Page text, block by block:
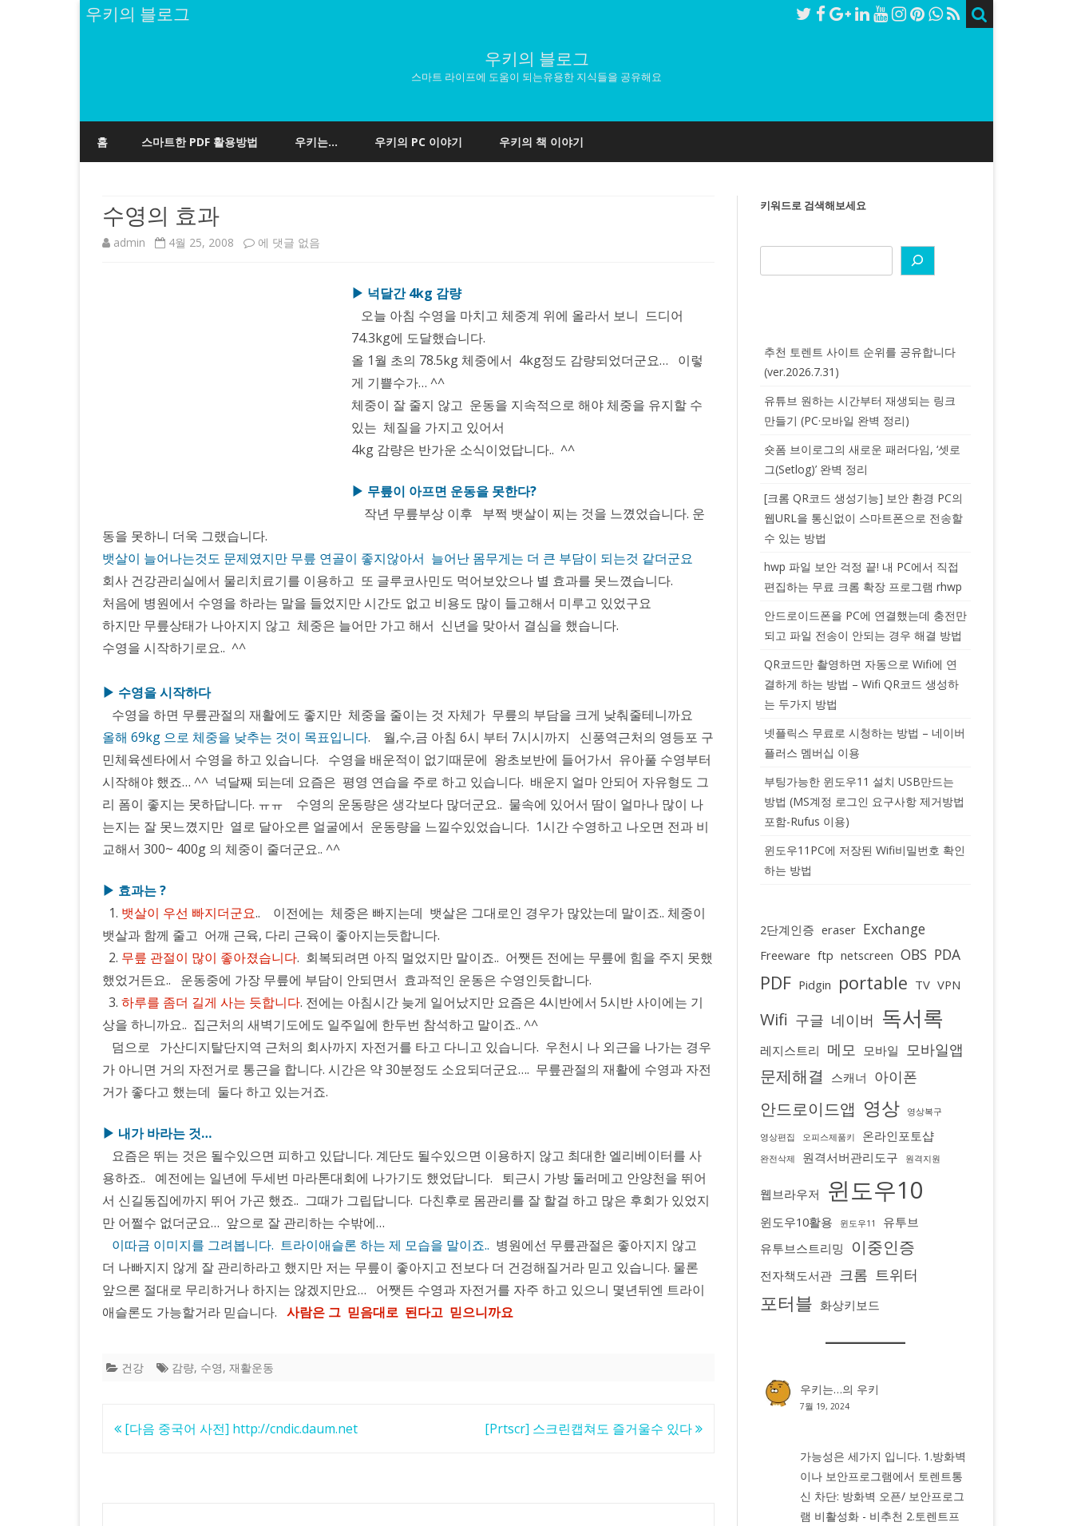
우키의 블로그
우키의 블로그
스마트 라이프에 도움이 되는유용한 지식들을 공유해요
to
content
홈 스마트한 PDF 활용방법 우키는… 우키의 PC 이야기 우키의 책 이야기
수영의 효과
admin 4월 25, 2008
수
에 댓글 없음
▶ 넉달간 4kg 감량
오늘 아침 수영을 마치고 체중계 위에 올라서 보니 드디어
74.3kg에 도달했습니다.
올 1월 초의 78.5kg 체중에서 4kg정도 감량되었더군요… 이렇
게 기쁠수가… ^^
체중이 잘 줄지 않고 운동을 지속적으로 해야 체중을 유지할 수
있는 체질을 가지고 있어서
4kg 감량은 반가운 소식이었답니다.. ^^
▶ 무릎이 아프면 운동을 못한다?
작년 무릎부상 이후 부쩍 뱃살이 찌는 것을 느꼈었습니다. 운
동을 못하니 더욱 그랬습니다.
뱃살이 늘어나는것도 문제였지만 무릎 연골이 좋지않아서 늘어난 몸무게는 더 큰 부담이 되는것 같더군요
회사 건강관리실에서 물리치료기를 이용하고 또 글루코사민도 먹어보았으나 별 효과를 못느꼈습니다.
처음에 병원에서 수영을 하라는 말을 들었지만 시간도 없고 비용도 많이 들고해서 미루고 있었구요
하지만 무릎상태가 나아지지 않고 체중은 늘어만 가고 해서 신년을 맞아서 결심을 했습니다.
수영을 시작하기로요.. ^^
▶ 수영을 시작하다
수영을 하면 무릎관절의 재활에도 좋지만 체중을 줄이는 것 자체가 무릎의 부담을 크게 낮춰줄테니까요
올해 69kg 으로 체중을 낮추는 것이 목표입니다. 월,수,금 아침 6시 부터 7시시까지 신풍역근처의 영등포 구
민체육센타에서 수영을 하고 있습니다. 수영을 배운적이 없기때문에 왕초보반에 들어가서 유아풀 수영부터
시작해야 했죠… ^^ 넉달째 되는데 요즘은 평영 연습을 주로 하고 있습니다. 배운지 얼마 안되어 자유형도 그
리 폼이 좋지는 못하답니다. ㅠㅠ 수영의 운동량은 생각보다 많더군요.. 물속에 있어서 땀이 얼마나 많이 나
는지는 잘 못느꼈지만 열로 달아오른 얼굴에서 운동량을 느낄수있었습니다. 1시간 수영하고 나오면 전과 비
교해서 300~ 400g 의 체중이 줄더군요.. ^^
▶ 효과는 ?
1. 뱃살이 우선 빠지더군요.. 이전에는 체중은 빠지는데 뱃살은 그대로인 경우가 많았는데 말이죠.. 체중이
뱃살과 함께 줄고 어깨 근육, 다리 근육이 좋아지는듯합니다.
2. 무릎 관절이 많이 좋아졌습니다. 회복되려면 아직 멀었지만 말이죠.. 어쨋든 전에는 무릎에 힘을 주지 못했
했었거든요.. 운동중에 가장 무릎에 부담이 안되면서 효과적인 운동은 수영인듯합니다.
3. 하루를 좀더 길게 사는 듯합니다. 전에는 아침시간 늦게 일어났지만 요즘은 4시반에서 5시반 사이에는 기
상을 하니까요.. 집근처의 새벽기도에도 일주일에 한두번 참석하고 말이죠.. ^^
덤으로 가산디지탈단지역 근처의 회사까지 자전거를 타고 다니고 있습니다. 우천시 나 외근을 나가는 경우
가 아니면 거의 자전거로 통근을 합니다. 시간은 약 30분정도 소요되더군요…. 무릎관절의 재활에 수영과 자전
거가 좋다고 했는데 둘다 하고 있는거죠.
▶ 내가 바라는 것…
요즘은 뛰는 것은 될수있으면 피하고 있답니다. 계단도 될수있으면 이용하지 않고 최대한 엘리베이터를 사
용하죠.. 예전에는 일년에 두세번 마라톤대회에 나가기도 했었답니다. 퇴근시 가방 둘러메고 안양천을 뛰어
서 신길동집에까지 뛰어 가곤 했죠.. 그때가 그립답니다. 다친후로 몸관리를 잘 할걸 하고 많은 후회가 있었지
만 어쩔수 없더군요… 앞으로 잘 관리하는 수밖에…
이따금 이미지를 그려봅니다. 트라이애슬론 하는 제 모습을 말이죠.. 병원에선 무릎관절은 좋아지지 않고
더 나빠지지 않게 잘 관리하라고 했지만 저는 무릎이 좋아지고 전보다 더 건겅해질거라 믿고 있습니다. 물론
앞으론 절대로 무리하거나 하지는 않겠지만요… 어쨋든 수영과 자전거를 자주 하고 있으니 몇년뒤엔 트라이
애슬론도 가능할거라 믿습니다. 사람은 그 믿음대로 된다고 믿으니까요
건강 감량, 수영, 재활운동
글[다음 중국어 사전] http://cndic.daum.net [Prtscr] 스크린캡쳐도 즐거울수 있다
키워드로 검색해보세요
추천 토렌트 사이트 순위를 공유합니다
(ver.2026.7.31)
유튜브 원하는 시간부터 재생되는 링크
만들기 (PC·모바일 완벽 정리)
숏폼 브이로그의 새로운 패러다임, ‘셋로
그(Setlog)’ 완벽 정리
[크롬 QR코드 생성기능] 보안 환경 PC의
웹URL을 통신없이 스마트폰으로 전송할
수 있는 방법
hwp 파일 보안 걱정 끝! 내 PC에서 직접
편집하는 무료 크롬 확장 프로그램 rhwp
안드로이드폰을 PC에 연결했는데 충전만
되고 파일 전송이 안되는 경우 해결 방법
QR코드만 촬영하면 자동으로 Wifi에 연
결하게 하는 방법 – Wifi QR코드 생성하
는 두가지 방법
넷플릭스 무료로 시청하는 방법 – 네이버
플러스 멤버십 이용
부팅가능한 윈도우11 설치 USB만드는
방법 (MS계정 로그인 요구사항 제거방법
포함-Rufus 이용)
윈도우11PC에 저장된 Wifi비밀번호 확인
하는 방법
2단계인증 eraser Exchange
Freeware ftp netscreen OBS PDA
PDF Pidgin portable TV VPN
Wifi 구글 네이버 독서록
레지스트리 메모 모바일 모바일앱
문제해결 스캐너 아이폰
안드로이드앱 영상 영상복구
영상편집 오피스제품키 온라인포토샵
완전삭제 원격서버관리도구 원격지원
웹브라우저 윈도우10
윈도우10활용 윈도우11
유투브
유투브스트리밍
이중인증
전자책도서관 크롬 트위터
포터블 화상키보드
우키는…의 우키
7월 19, 2024
가능성은 세가지 입니다. 1.방화벽
이나 보안프로그램에서 토렌트통
신 차단: 방화벽 오픈/ 보안프로그
램 비활성화 - 비추천 2.토렌트프